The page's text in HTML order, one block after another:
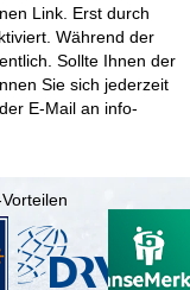
Link. Erst durch
Während der
Sollte Ihnen der
Sie sich jederzeit
E-Mail an info-